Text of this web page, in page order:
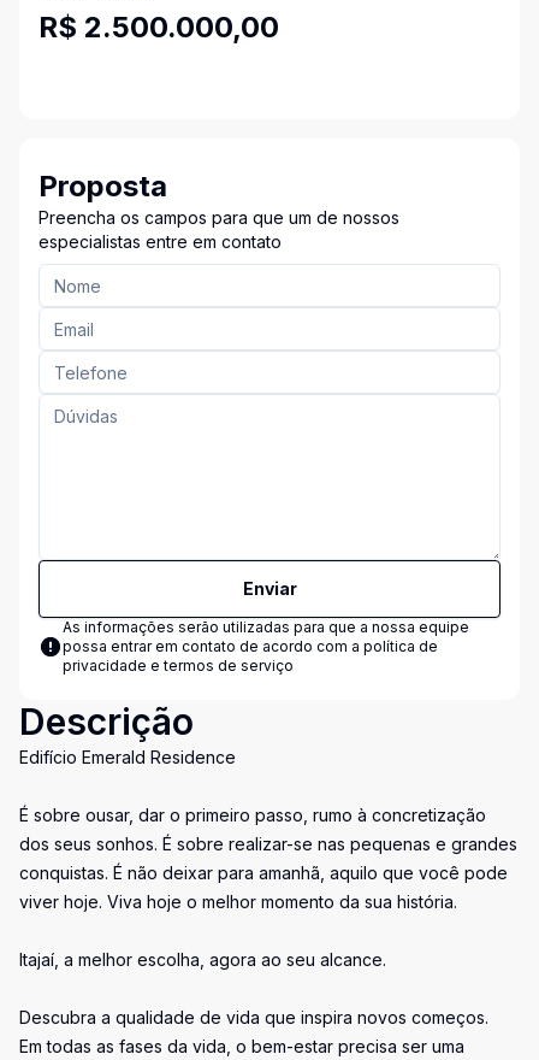
R$ 2.500.000,00
Proposta
Preencha os campos para que um de nossos
especialistas entre em contato
Enviar
As informações serão utilizadas para que a nossa equipe
possa entrar em contato de acordo com a política de
privacidade e termos de serviço
Descrição
Edifício Emerald Residence
É sobre ousar, dar o primeiro passo, rumo à concretização
dos seus sonhos. É sobre realizar-se nas pequenas e grandes
conquistas. É não deixar para amanhã, aquilo que você pode
viver hoje. Viva hoje o melhor momento da sua história.
Itajaí, a melhor escolha, agora ao seu alcance.
Descubra a qualidade de vida que inspira novos começos.
Em todas as fases da vida, o bem-estar precisa ser uma